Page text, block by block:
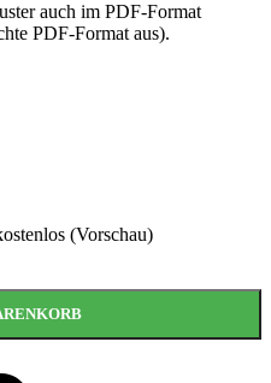
auch im PDF-Format
PDF-Format aus).
(Vorschau)